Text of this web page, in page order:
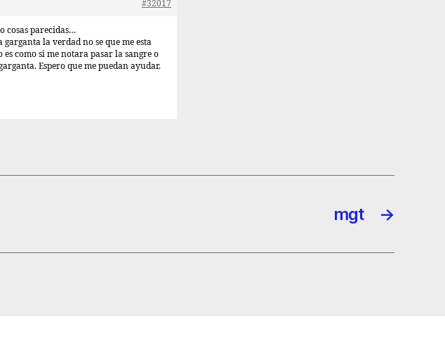
#32017
cosas parecidas…
garganta la verdad no se que me esta
como si me notara pasar la sangre o
Espero que me puedan ayudar.
→
mgt